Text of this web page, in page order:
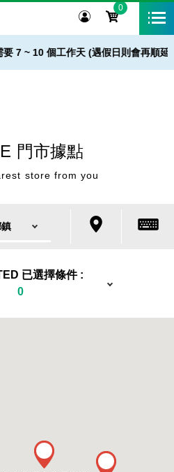
0
7 ~ 10 個工作天 (遇假日則會再順延)
門市據點
store from you
已選擇條件 :
0